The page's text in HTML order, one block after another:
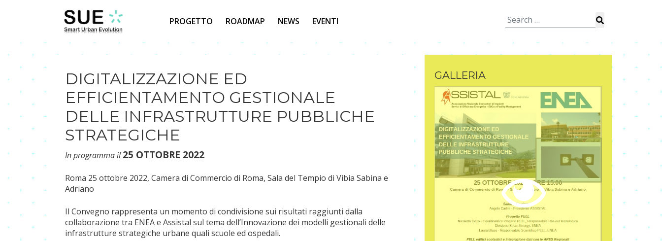
PROGETTO ROADMAP NEWS EVENTI
Search
for:
DIGITALIZZAZIONE ED
EFFICIENTAMENTO GESTIONALE
DELLE INFRASTRUTTURE PUBBLICHE
STRATEGICHE
In programma il25 OTTOBRE 2022
Roma 25 ottobre 2022, Camera di Commercio di Roma, Sala del Tempio di Vibia Sabina e
Adriano
Il Convegno rappresenta un momento di condivisione sui risultati raggiunti dalla
collaborazione tra ENEA e Assistal sul tema dell’Innovazione dei modelli gestionali delle
infrastrutture strategiche urbane quali scuole ed ospedali.
GALLERIA